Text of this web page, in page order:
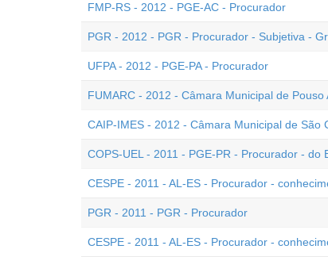
FMP-RS - 2012 - PGE-AC - Procurador
PGR - 2012 - PGR - Procurador - Subjetiva -
UFPA - 2012 - PGE-PA - Procurador
FUMARC - 2012 - Câmara Municipal de
CAIP-IMES - 2012 - Câmara Municipal de São
COPS-UEL - 2011 - PGE-PR - Procurador - do
CESPE - 2011 - AL-ES - Procurador -
PGR - 2011 - PGR - Procurador
CESPE - 2011 - AL-ES - Procurador -